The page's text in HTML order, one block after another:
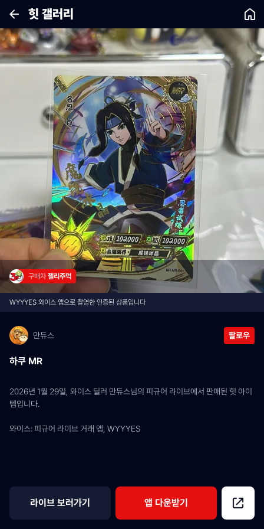
힛 갤러리
구매자 젤리주먹
WYYYES 와이스 앱으로 촬영한 인증된 상품입니다
만듀스 팔로우
하쿠 MR
2026년 1월 29일, 와이스 딜러 만듀스님의 피규어 라이브에서 판매된 힛 아이
템입니다.
와이스: 피규어 라이브 거래 앱, WYYYES
라이브 보러가기 앱 다운받기